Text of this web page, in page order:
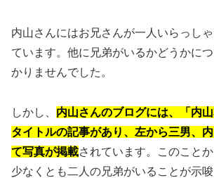
内山さんにはお兄さんが一人いらっし
ています。 他に兄弟がいるかどうかに
かりませんでした。
しかし、 内山さんのブログには、「内
タイトルの記事があり、左から三男、
て写真が掲載されています。
このこと
少なくとも二人の兄弟がいることが示唆